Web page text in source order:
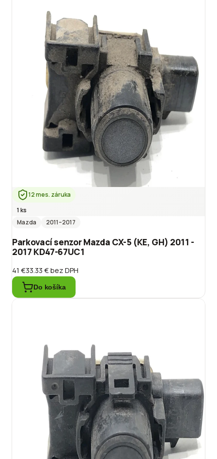
12 mes. záruka
1 ks
Mazda
2011–2017
Parkovací senzor Mazda CX-5 (KE, GH) 2011 -
2017 KD47-67UC1
41 €33.33 €bez DPH
Do košíka